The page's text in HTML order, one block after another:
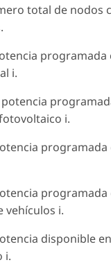
total de nodos
i.
potencia
i.
programada
vehículos i.
disponible
i.